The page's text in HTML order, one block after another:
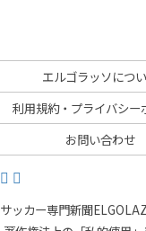
エルゴラッソにつ
利用規約・プライバシー
お問い合わせ
サッカー専門新聞